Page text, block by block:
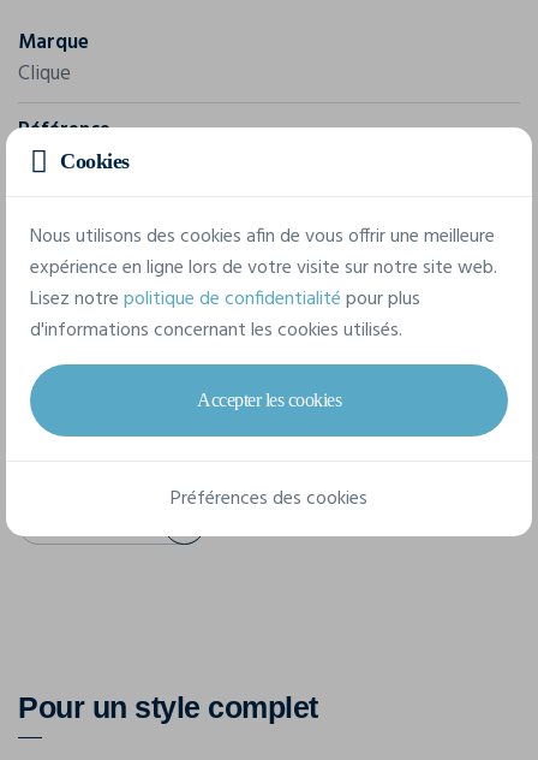
Marque
Clique
Référence
021007
85% Coton Organique / 15% Polyester
6 tailles disponibles
XS
Pour un style complet
Cookies
Nous utilisons des cookies afin de vous offrir une meilleure
expérience en ligne lors de votre visite sur notre site web.
Lisez notrepolitique de confidentialitépour plus
d'informations concernant les cookies utilisés.
Accepter les cookies
Préférences des cookies